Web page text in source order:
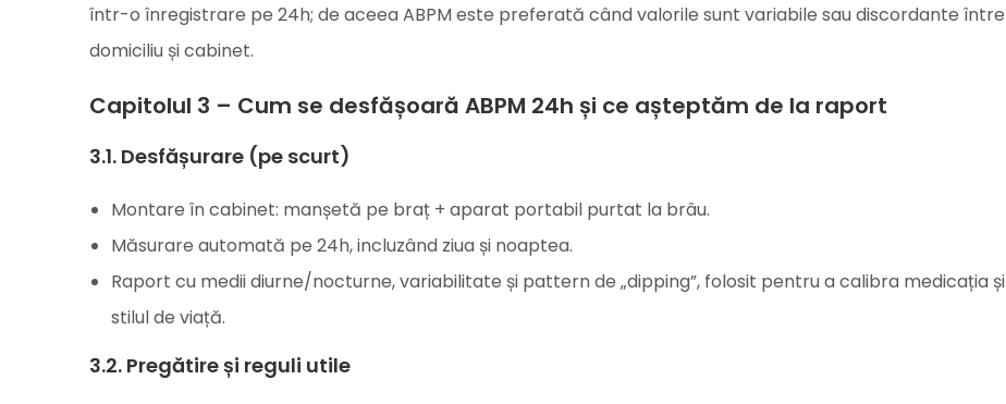
într-o înregistrare pe 24h; de aceea ABPM este preferată când valorile sunt variabile sau discordante între
domiciliu și cabinet.
Capitolul 3 – Cum se desfășoară ABPM 24h și ce așteptăm de la raport
3.1. Desfășurare (pe scurt)
Montare în cabinet: manșetă pe braț + aparat portabil purtat la brâu.
Măsurare automată pe 24h, incluzând ziua și noaptea.
Raport cu medii diurne/nocturne, variabilitate și pattern de „dipping”, folosit pentru a calibra medicația și
stilul de viață.
3.2. Pregătire și reguli utile